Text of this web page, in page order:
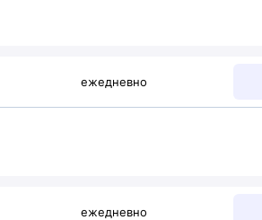
ежедневно
ежедневно